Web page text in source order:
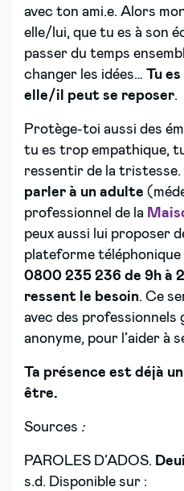
avec ton ami.e. Alors
elle/lui, que tu es à son
passer du temps
changer les idées…
Tu
elle/il peut se reposer.
Protège-toi aussi des
tu es trop empathique,
ressentir de la tristesse.
parler à un adulte
professionnel de la
peux aussi lui proposer
plateforme téléphonique
0800 235 236 de 9h à
ressent le besoin. Ce
avec des
anonyme, pour l’aider à
Ta présence est déjà
être.
Sources :
PAROLES D’ADOS. Deuil
s.d. Disponible sur :